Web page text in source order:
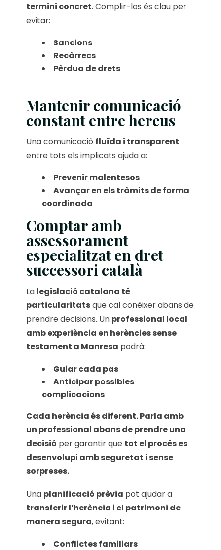
termini concret. Complir-los és clau per
evitar:
Sancions
Recàrrecs
Pèrdua de drets
Mantenir comunicació
constant entre hereus
Una comunicació fluïda i transparent
entre tots els implicats ajuda a:
Prevenir malentesos
Avançar en els tràmits de forma
coordinada
Comptar amb
assessorament
especialitzat en dret
successori català
La legislació catalana té
particularitatsque cal conèixer abans de
prendre decisions. Un professional local
amb experiència en herències sense
testament a Manresa podrà:
Guiar cada pas
Anticipar possibles
complicacions
Cada herència és diferent. Parla amb
un professional abans de prendre una
decisió per garantir que tot el procés es
desenvolupi amb seguretat i sense
sorpreses.
Una planificació prèvia pot ajudar a
transferir l’herència i el patrimoni de
manera segura, evitant:
Conflictes familiars